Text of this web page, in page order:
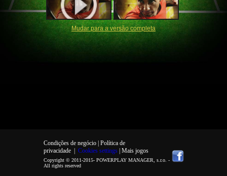
Mudar para a versão completa
Condições de negócio | Política de
privacidade| Cookies settings | Mais jogos
Copyright © 2011-2015- POWERPLAY MANAGER, s.r.o. -
All rights reserved